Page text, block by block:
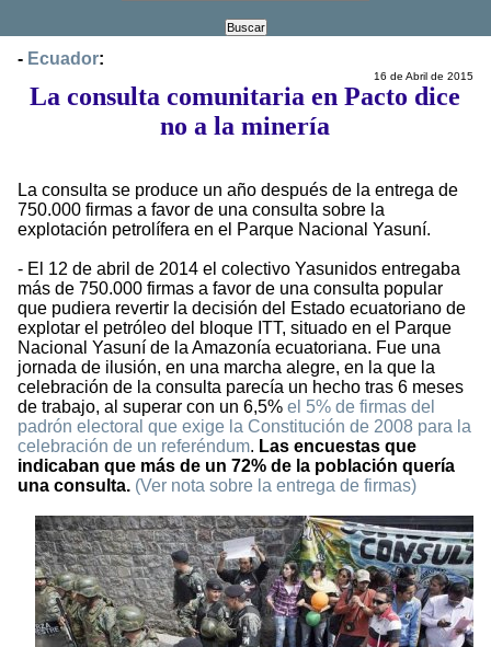
- Ecuador:
16 de Abril de 2015
La consulta comunitaria en Pacto dice
no a la minería
La consulta se produce un año después de la entrega de
750.000 firmas a favor de una consulta sobre la
explotación petrolífera en el Parque Nacional Yasuní.
- El 12 de abril de 2014 el colectivo Yasunidos entregaba
más de 750.000 firmas a favor de una consulta popular
que pudiera revertir la decisión del Estado ecuatoriano de
explotar el petróleo del bloque ITT, situado en el Parque
Nacional Yasuní de la Amazonía ecuatoriana. Fue una
jornada de ilusión, en una marcha alegre, en la que la
celebración de la consulta parecía un hecho tras 6 meses
de trabajo, al superar con un 6,5% el 5% de firmas del
padrón electoral que exige la Constitución de 2008 para la
celebración de un referéndum. Las encuestas que
indicaban que más de un 72% de la población quería
una consulta. (Ver nota sobre la entrega de firmas)